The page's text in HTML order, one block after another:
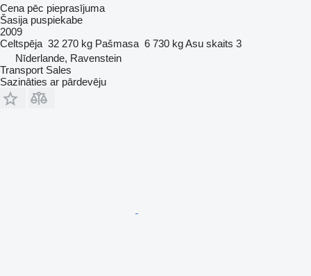
Cena pēc pieprasījuma
Šasija puspiekabe
2009
Celtspēja 32 270 kg Pašmasa 6 730 kgAsu skaits 3
Nīderlande, Ravenstein
Transport Sales
Sazināties ar pārdevēju